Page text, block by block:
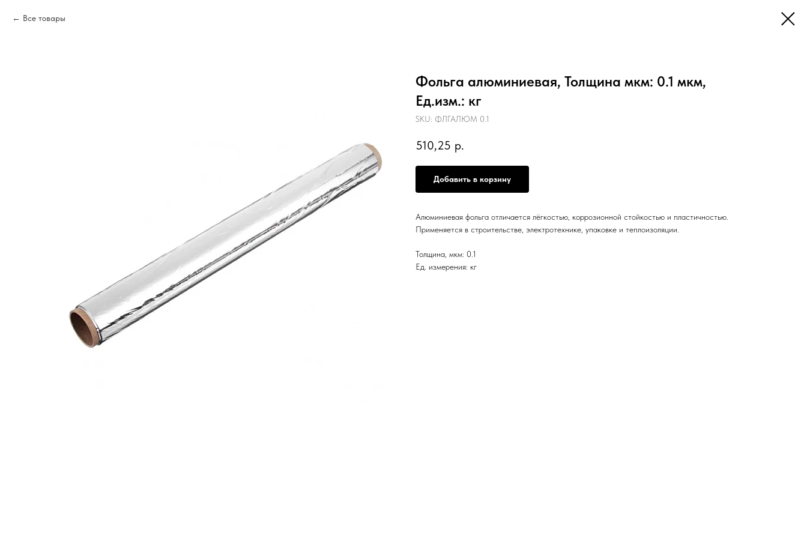
Все товары
Фольга алюминиевая, Толщина мкм: 0.1 мкм,
Ед.изм.: кг
SKU: ФЛГАЛЮМ 0.1
510,25 р.
Добавить в корзину
Алюминиевая фольга отличается лёгкостью, коррозионной стойкостью и пластичностью.
Применяется в строительстве, электротехнике, упаковке и теплоизоляции.
Толщина, мкм: 0.1
Ед. измерения: кг